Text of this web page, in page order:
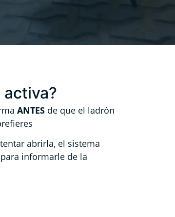
ANTESde que el ladrón
abrirla, el sistema
informarle de la